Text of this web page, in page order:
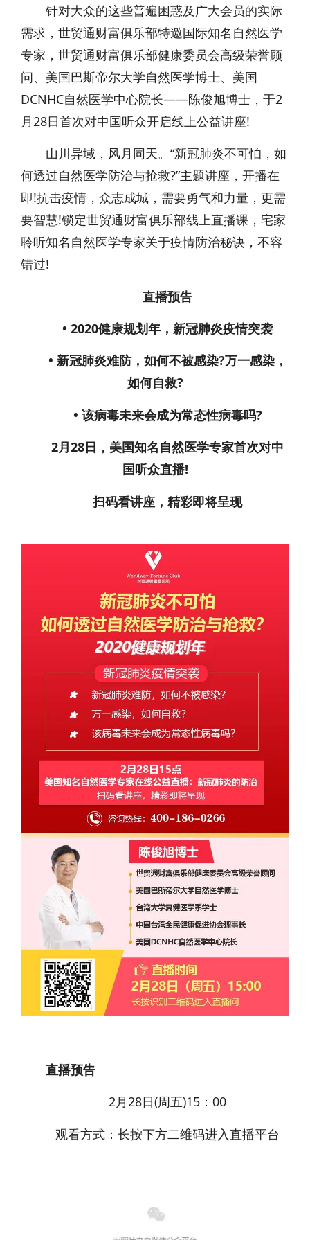
针对大众的这些普遍困惑及广大会员的实际
需求，世贸通财富俱乐部特邀国际知名自然医学
专家，世贸通财富俱乐部健康委员会高级荣誉顾
问、美国巴斯帝尔大学自然医学博士、美国
DCNHC自然医学中心院长——陈俊旭博士，于2
月28日首次对中国听众开启线上公益讲座!
山川异域，风月同天。“新冠肺炎不可怕，如
何透过自然医学防治与抢救?”主题讲座，开播在
即!抗击疫情，众志成城，需要勇气和力量，更需
要智慧!锁定世贸通财富俱乐部线上直播课，宅家
聆听知名自然医学专家关于疫情防治秘诀，不容
错过!
直播预告
• 2020健康规划年，新冠肺炎疫情突袭
• 新冠肺炎难防，如何不被感染?万一感染，
如何自救?
• 该病毒未来会成为常态性病毒吗?
2月28日，美国知名自然医学专家首次对中
国听众直播!
扫码看讲座，精彩即将呈现
直播预告
2月28日(周五)15：00
观看方式：长按下方二维码进入直播平台